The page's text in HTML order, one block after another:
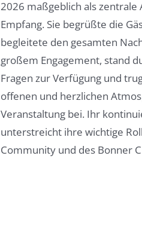
2026 maßgeblich als
Empfang. Sie begrüßte die
begleitete den gesamten
großem Engagement, stand
Fragen zur Verfügung und
offenen und herzlichen
Veranstaltung bei. Ihr
unterstreicht ihre wichtige
Community und des Bonner